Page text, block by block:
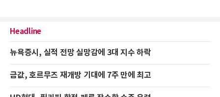
Headline
뉴욕증시, 실적 전망 실망감에 3대 지수 하락
금값, 호르무즈 재개방 기대에 7주 만에 최고